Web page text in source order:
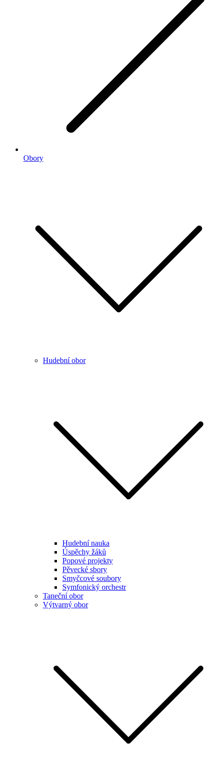
Obory
Hudební obor
Hudební nauka
Úspěchy žáků
Popové projekty
Pěvecké sbory
Smyčcové soubory
Symfonický orchestr
Taneční obor
Výtvarný obor